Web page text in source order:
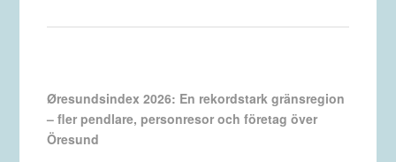
Øresundsindex 2026: En rekordstark gränsregion
– fler pendlare, personresor och företag över
Öresund